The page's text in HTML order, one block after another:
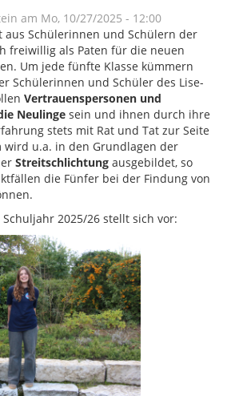
am Mo, 10/27/2025 - 12:00
aus Schülerinnen und Schülern der
freiwillig als Paten für die neuen
Um jede fünfte Klasse kümmern
Schülerinnen und Schüler des Lise-
Vertrauenspersonen und
Neulinge sein und ihnen durch ihre
stets mit Rat und Tat zur Seite
wird u.a. in den Grundlagen der
Streitschlichtung ausgebildet, so
die Fünfer bei der Findung von
Schuljahr 2025/26 stellt sich vor: